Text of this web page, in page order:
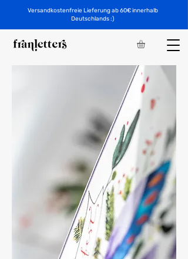
Versandkostenfreie Lieferung ab 60€ innerhalb
Deutschlands :)